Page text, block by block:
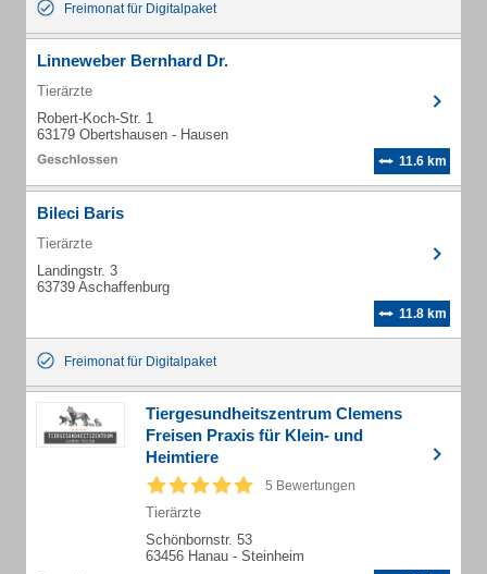
Freimonat für Digitalpaket
Linneweber Bernhard Dr.
Tierärzte
Robert-Koch-Str. 1
63179 Obertshausen - Hausen
11.6 km
Bileci Baris
Tierärzte
Landingstr. 3
63739 Aschaffenburg
11.8 km
Freimonat für Digitalpaket
Tiergesundheitszentrum Clemens
Freisen Praxis für Klein- und
Heimtiere
5 Bewertungen
Tierärzte
Schönbornstr. 53
63456 Hanau - Steinheim